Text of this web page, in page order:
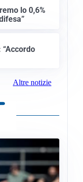
lo 0,6%
Altre notizie